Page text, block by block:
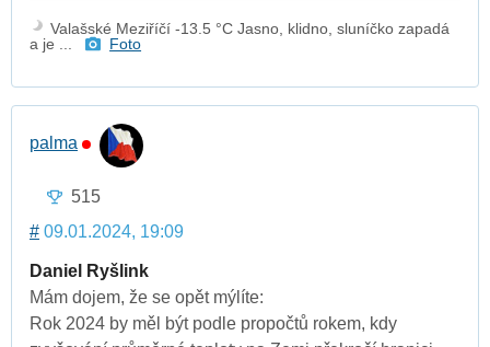
Valašské Meziříčí -13.5 °C Jasno, klidno, sluníčko zapadá
a je ...
Foto
palma
515
# 09.01.2024, 19:09
Daniel Ryšlink
Mám dojem, že se opět mýlíte:
Rok 2024 by měl být podle propočtů rokem, kdy